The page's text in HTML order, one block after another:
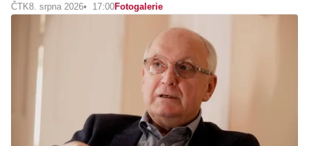
ČTK8. srpna 2026 17:00Fotogalerie